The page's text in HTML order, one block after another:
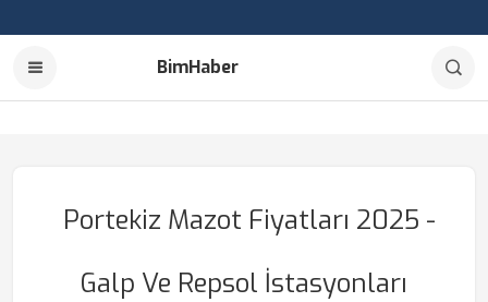
BimHaber
Portekiz Mazot Fiyatları 2025 -
Galp Ve Repsol İstasyonları